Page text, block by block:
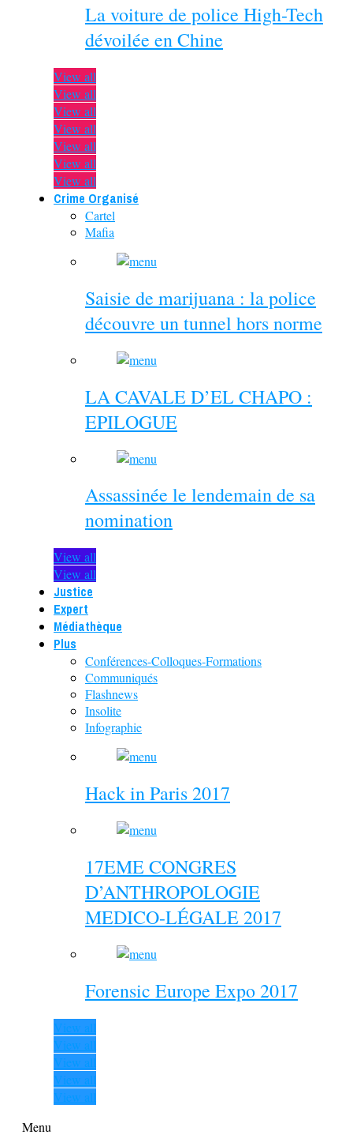
La voiture de police High-Tech
dévoilée en Chine
View all
View all
View all
View all
View all
View all
View all
Crime Organisé
Cartel
Mafia
Saisie de marijuana : la police
découvre un tunnel hors norme
LA CAVALE D’EL CHAPO :
EPILOGUE
Assassinée le lendemain de sa
nomination
View all
View all
Justice
Expert
Médiathèque
Plus
Conférences-Colloques-Formations
Communiqués
Flashnews
Insolite
Infographie
Hack in Paris 2017
17EME CONGRES
D’ANTHROPOLOGIE
MEDICO-LÉGALE 2017
Forensic Europe Expo 2017
View all
View all
View all
View all
View all
Menu